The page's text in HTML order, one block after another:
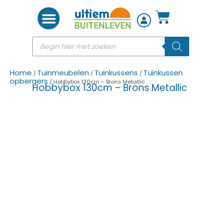
Home / Tuinmeubelen / Tuinkussens / Tuinkussen
opbergers / Hobbybox 130cm – Brons Metallic
Hobbybox 130cm – Brons Metallic